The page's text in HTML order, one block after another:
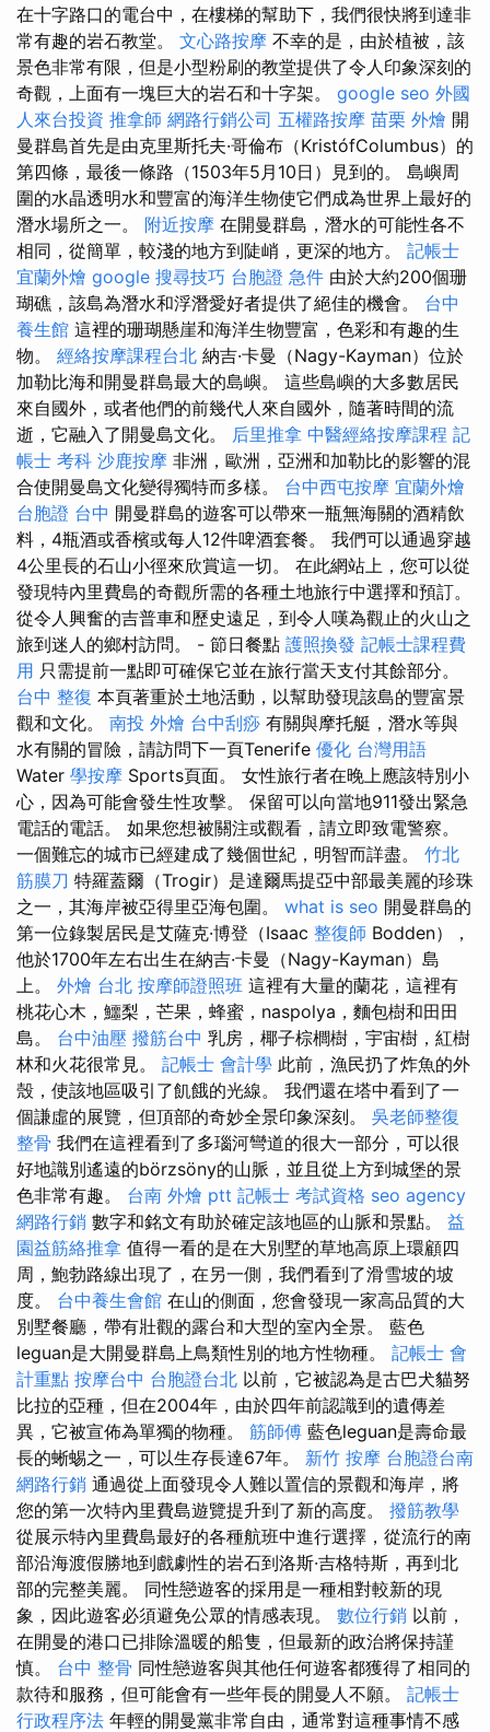
在十字路口的電台中，在樓梯的幫助下，我們很快將到達非
常有趣的岩石教堂。 文心路按摩 不幸的是，由於植被，該
景色非常有限，但是小型粉刷的教堂提供了令人印象深刻的
奇觀，上面有一塊巨大的岩石和十字架。 google seo 外國
人來台投資 推拿師 網路行銷公司 五權路按摩 苗栗 外燴 開
曼群島首先是由克里斯托夫·哥倫布（KristófColumbus）的
第四條，最後一條路（1503年5月10日）見到的。 島嶼周
圍的水晶透明水和豐富的海洋生物使它們成為世界上最好的
潛水場所之一。 附近按摩 在開曼群島，潛水的可能性各不
相同，從簡單，較淺的地方到陡峭，更深的地方。 記帳士
宜蘭外燴 google 搜尋技巧 台胞證 急件 由於大約200個珊
瑚礁，該島為潛水和浮潛愛好者提供了絕佳的機會。 台中
養生館 這裡的珊瑚懸崖和海洋生物豐富，色彩和有趣的生
物。 經絡按摩課程台北 納吉·卡曼（Nagy-Kayman）位於
加勒比海和開曼群島最大的島嶼。 這些島嶼的大多數居民
來自國外，或者他們的前幾代人來自國外，隨著時間的流
逝，它融入了開曼島文化。 后里推拿 中醫經絡按摩課程 記
帳士 考科 沙鹿按摩 非洲，歐洲，亞洲和加勒比的影響的混
合使開曼島文化變得獨特而多樣。 台中西屯按摩 宜蘭外燴
台胞證 台中 開曼群島的遊客可以帶來一瓶無海關的酒精飲
料，4瓶酒或香檳或每人12件啤酒套餐。 我們可以通過穿越
4公里長的石山小徑來欣賞這一切。 在此網站上，您可以從
發現特內里費島的奇觀所需的各種土地旅行中選擇和預訂。
從令人興奮的吉普車和歷史遠足，到令人嘆為觀止的火山之
旅到迷人的鄉村訪問。 - 節日餐點 護照換發 記帳士課程費
用 只需提前一點即可確保它並在旅行當天支付其餘部分。
台中 整復 本頁著重於土地活動，以幫助發現該島的豐富景
觀和文化。 南投 外燴 台中刮痧 有關與摩托艇，潛水等與
水有關的冒險，請訪問下一頁Tenerife 優化 台灣用語
Water 學按摩 Sports頁面。 女性旅行者在晚上應該特別小
心，因為可能會發生性攻擊。 保留可以向當地911發出緊急
電話的電話。 如果您想被關注或觀看，請立即致電警察。
一個難忘的城市已經建成了幾個世紀，明智而詳盡。 竹北
筋膜刀 特羅蓋爾（Trogir）是達爾馬提亞中部最美麗的珍珠
之一，其海岸被亞得里亞海包圍。 what is seo 開曼群島的
第一位錄製居民是艾薩克·博登（Isaac 整復師 Bodden），
他於1700年左右出生在納吉·卡曼（Nagy-Kayman）島
上。 外燴 台北 按摩師證照班 這裡有大量的蘭花，這裡有
桃花心木，鱷梨，芒果，蜂蜜，naspolya，麵包樹和田田
島。 台中油壓 撥筋台中 乳房，椰子棕櫚樹，宇宙樹，紅樹
林和火花很常見。 記帳士 會計學 此前，漁民扔了炸魚的外
殼，使該地區吸引了飢餓的光線。 我們還在塔中看到了一
個謙虛的展覽，但頂部的奇妙全景印象深刻。 吳老師整復
整骨 我們在這裡看到了多瑙河彎道的很大一部分，可以很
好地識別遙遠的börzsöny的山脈，並且從上方到城堡的景
色非常有趣。 台南 外燴 ptt 記帳士 考試資格 seo agency
網路行銷 數字和銘文有助於確定該地區的山脈和景點。 益
園益筋絡推拿 值得一看的是在大別墅的草地高原上環顧四
周，鮑勃路線出現了，在另一側，我們看到了滑雪坡的坡
度。 台中養生會館 在山的側面​​，您會發現一家高品質的大
別墅餐廳，帶有壯觀的露台和大型的室內全景。 藍色
leguan是大開曼群島上鳥類性別的地方性物種。 記帳士 會
計重點 按摩台中 台胞證台北 以前，它被認為是古巴犬貓努
比拉的亞種，但在2004年，由於四年前認識到的遺傳差
異，它被宣佈為單獨的物種。 筋師傅 藍色leguan是壽命最
長的蜥蜴之一，可以生存長達67年。 新竹 按摩 台胞證台南
網路行銷 通過從上面發現令人難以置信的景觀和海岸，將
您的第一次特內里費島遊覽提升到了新的高度。 撥筋教學
從展示特內里費島最好的各種航班中進行選擇，從流行的南
部沿海渡假勝地到戲劇性的岩石到洛斯·吉格特斯，再到北
部的完整美麗。 同性戀遊客的採用是一種相對較新的現
象，因此遊客必須避免公眾的情感表現。 數位行銷 以前，
在開曼的港口已排除溫暖的船隻，但最新的政治將保持謹
慎。 台中 整骨 同性戀遊客與其他任何遊客都獲得了相同的
款待和服務，但可能會有一些年長的開曼人不願。 記帳士
行政程序法 年輕的開曼黨非常自由，通常對這種事情不感